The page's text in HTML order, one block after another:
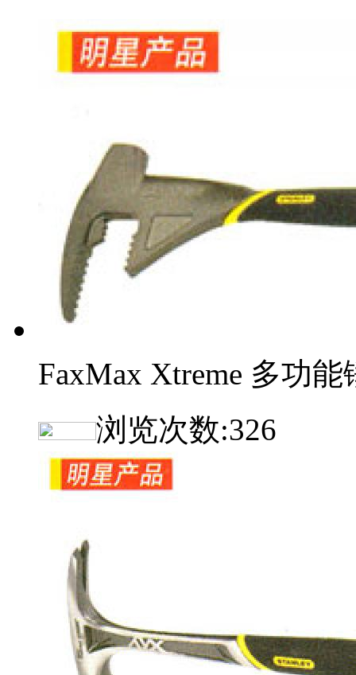
FaxMax Xtreme 多功能
浏览次数:326